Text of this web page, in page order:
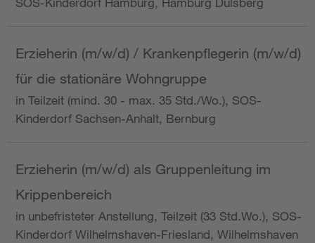
Erzieherin (m/w/d) / Krankenpflegerin (m/w/d)
für die stationäre Wohngruppe
in Teilzeit (mind. 30 - max. 35 Std./Wo.), SOS-
Kinderdorf Sachsen-Anhalt, Bernburg
Erzieherin (m/w/d) als Gruppenleitung im
Krippenbereich
in unbefristeter Anstellung, Teilzeit (33 Std.Wo.), SOS-
Kinderdorf Wilhelmshaven-Friesland, Wilhelmshaven